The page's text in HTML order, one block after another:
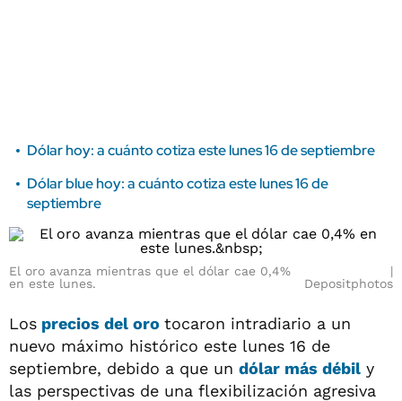
Dólar hoy: a cuánto cotiza este lunes 16 de septiembre
Dólar blue hoy: a cuánto cotiza este lunes 16 de
septiembre
El oro avanza mientras que el dólar cae 0,4%
en este lunes.
Depositphotos
Los precios del oro tocaron intradiario a un
nuevo máximo histórico este lunes 16 de
septiembre, debido a que un dólar más débil y
las perspectivas de una flexibilización agresiva